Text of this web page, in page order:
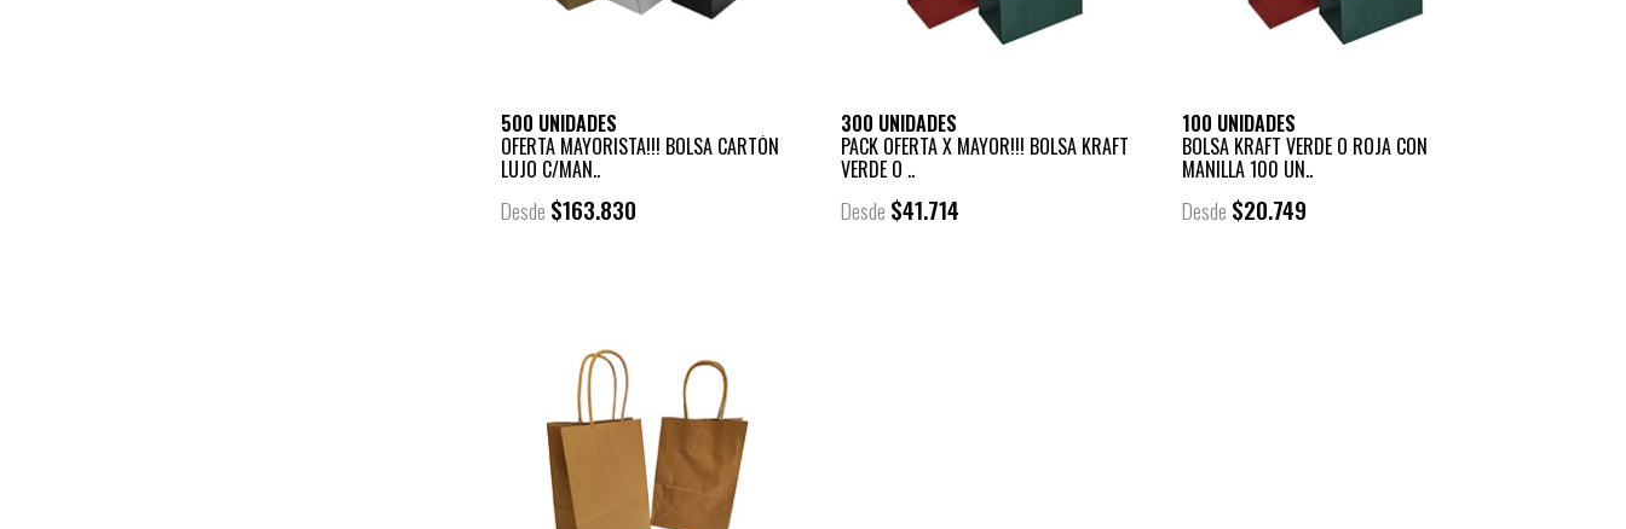
500 UNIDADES
OFERTA MAYORISTA!!! BOLSA CARTÓN
LUJO C/MAN..
Desde $163.830
300 UNIDADES
PACK OFERTA X MAYOR!!! BOLSA KRAFT
VERDE O ..
Desde $41.714
100 UNIDADES
BOLSA KRAFT VERDE O ROJA CON
MANILLA 100 UN..
Desde $20.749